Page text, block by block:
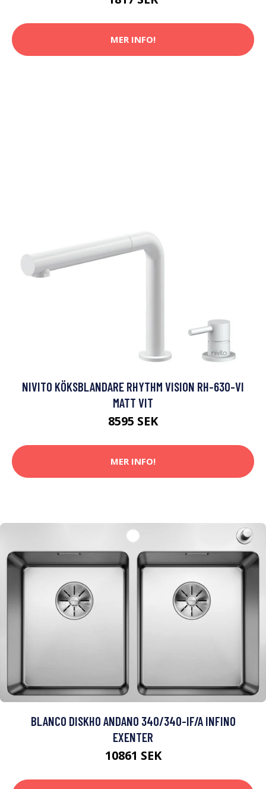
MER INFO!
NIVITO KÖKSBLANDARE RHYTHM VISION RH-630-VI
MATT VIT
8595 SEK
MER INFO!
BLANCO DISKHO ANDANO 340/340-IF/A INFINO
EXENTER
10861 SEK